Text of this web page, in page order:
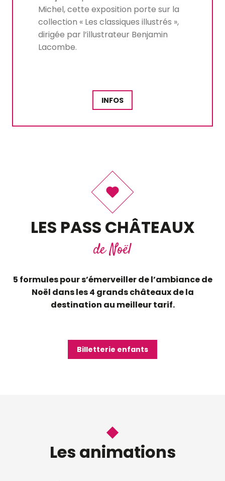
Michel, cette exposition porte sur la
collection « Les classiques illustrés »,
dirigée par l’illustrateur Benjamin
Lacombe.
INFOS
LES PASS CHÂTEAUX
de Noël
5 formules pour s’émerveiller de l’ambiance de
Noël dans les 4 grands châteaux de la
destination au meilleur tarif.
Billetterie enfants
Les animations